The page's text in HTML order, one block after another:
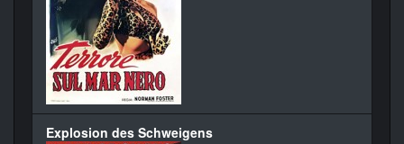
Explosion des Schweigens